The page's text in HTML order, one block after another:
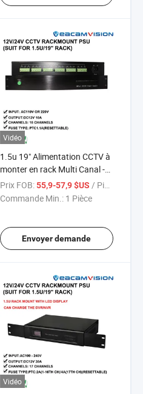
Vidéo
1.5u 19" Alimentation CCTV à
monter en rack Multi Canal -
12V 10A/20A/30A pour
Caméra de Sécurité CCTV
Prix FOB: 55,9-57,9 $US / Pièce
Commande Min.: 1 Pièce
Envoyer demande
Vidéo